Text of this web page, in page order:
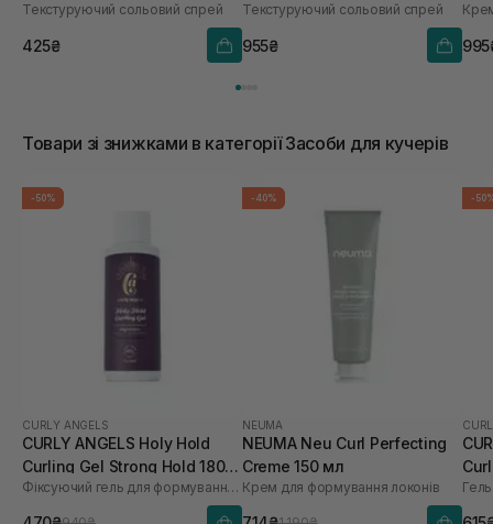
Текстуруючий сольовий спрей
425₴
Текстуруючий сольовий спрей
955₴
Товари зі знижками в категорії Засоби для кучерів
-50%
CURLY ANGELS
CURLY ANGELS Holy Hold
Curling Gel Strong Hold 180
мл
Фіксуючий гель для формування кучерів
-40%
NEUMA
NEUMA Neu Curl Perfecting
Creme 150 мл
Крем для формування локонів
-